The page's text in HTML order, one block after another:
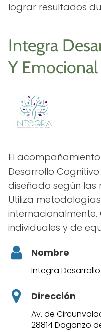
lograr resultados
Integra
Y Emocional
El
Desarrollo
diseñado según
Utiliza
internacionalmente.
individuales y de
Nombre
Integra
Dirección
Av. de
28814 Daganzo